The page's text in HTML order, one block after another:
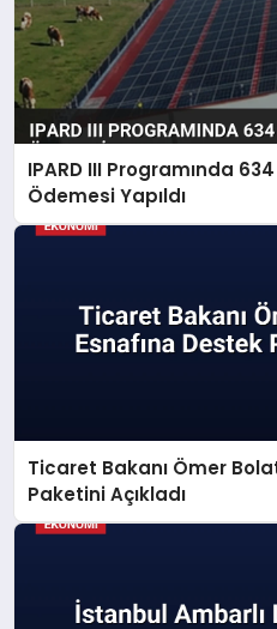
IPARD III Programında
Ödemesi Yapıldı
Ticaret Bakanı Ömer
Paketini Açıkladı